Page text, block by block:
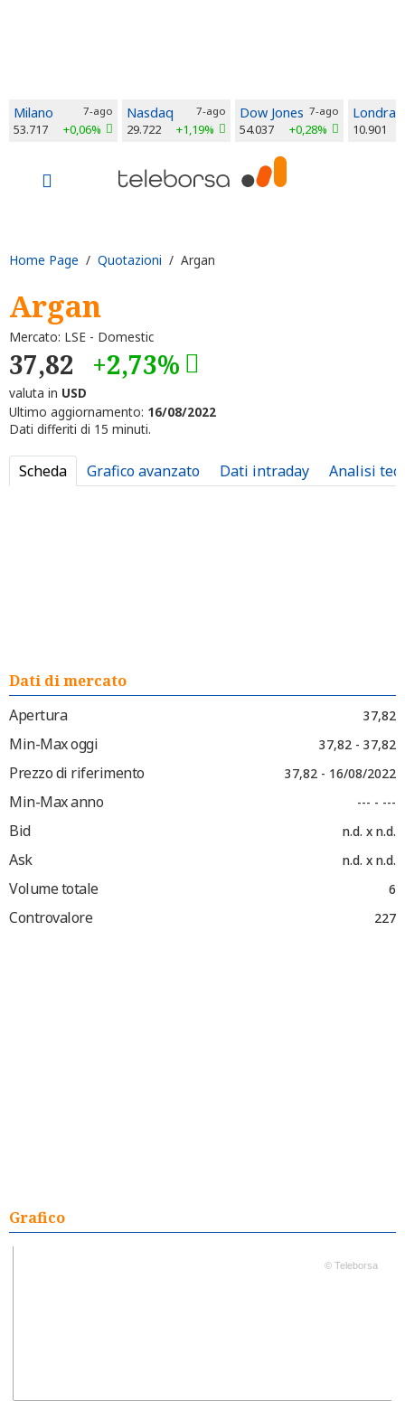
Milano 7-ago
53.717 +0,06%
Nasdaq 7-ago
29.722 +1,19%
Dow Jones 7-ago
54.037 +0,28%
Londra
10.901
Home Page / Quotazioni / Argan
Argan
Mercato: LSE - Domestic
37,82 +2,73%
valuta in USD
Ultimo aggiornamento: 16/08/2022
Dati differiti di 15 minuti.
Scheda Grafico avanzato Dati intraday Analisi
Dati di mercato
Apertura
37,82
Min-Max oggi 37,82 - 37,82
Prezzo di riferimento 37,82 - 16/08/2022
Min-Max anno --- - ---
Bid n.d. x n.d.
Ask n.d. x n.d.
Volume totale 6
Controvalore 227
Grafico
© Teleborsa